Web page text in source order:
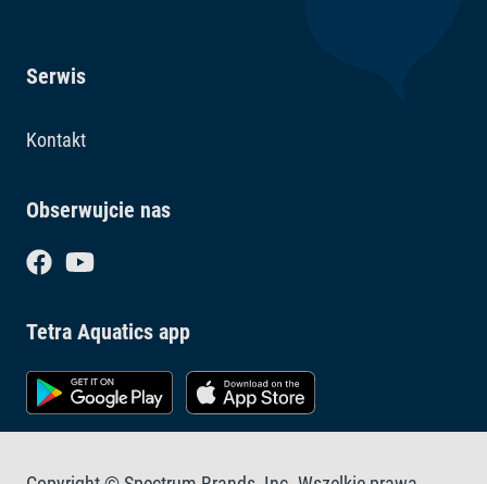
Serwis
Kontakt
Obserwujcie nas
Tetra Aquatics app